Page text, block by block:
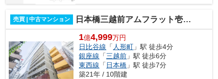
売買 | 中古マンション 日本橋三越前アムフラット壱番館
1億4,999万円
日比谷線 「 人形町 」駅 徒歩4分
銀座線 「三越前 」駅 徒歩6分
東西線 「 日本橋 」駅 徒歩7分
築21年 / 10階建